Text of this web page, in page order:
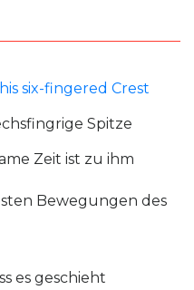
Spitze
Zeit ist zu ihm
Bewegungen des
es geschieht